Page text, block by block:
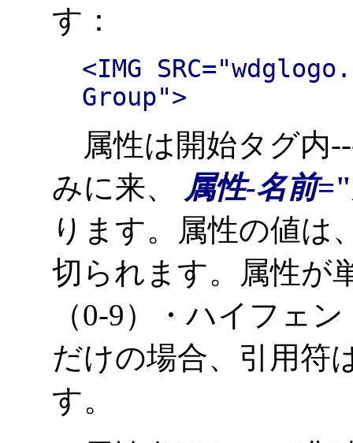
す：
<IMG
Group">
属性は開始タグ内
みに来、 属性-名前="
ります。属性の値は
切られます。属性が
（0-9）・ハイフェ
だけの場合、引用符
す。